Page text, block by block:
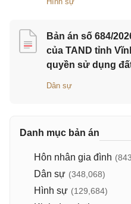
Bản án số 684/
của TAND tỉnh
quyền sử dụng
Dân sự
Danh mục bản án
Hôn nhân gia đình
Dân sự (348,068)
Hình sự (129,684)